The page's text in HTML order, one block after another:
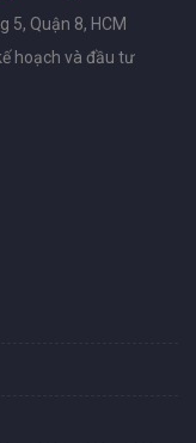
5, Quận 8, HCM
hoạch và đầu tư